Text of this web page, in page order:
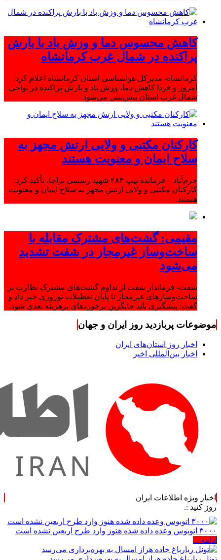
کاهش محسوس دما و وزش باد با بارش
پراکنده در شمال غرب کرمانشاه
کرمانشاه- مدیرکل هواشناسی استان کرمانشاه اعلام کرد:
امروز و فردا کاهش دما، وزش باد و بارش پراکنده در نواحی
شمال غرب استان پیش‌بینی می‌شود.
کارکنان مکتبی و ولایی ارتش مجهز به
سلاح ایمان و معنویت هستند
خرم‌آباد – فرمانده تیپ ۲۸۴ شهید رستمی نزاجا، تأکید کرد:
کارکنان مکتبی و ولایی ارتش مجهز به سلاح ایمان و معنویت
هستند.
مقیمی: گشت‌های مشترک مقابله با
ساخت‌وساز غیرمجاز در شفت تشدید
می‌شود
شفت- فرماندار شفت از تداوم گشت‌های مشترک نظارت بر
ساخت‌وسازهای غیرمجاز تا پایان تعطیلات نوروزی خبر داد و
گفت: پیشگیری باید جایگزین برخوردهای پرهزینه بعدی شود.
موضوعات پربازدید روز ایران و جهان
اخبار روز استان‌های ایران
اخبار بین‌المللی اخیر
اخبار ویژه اطلاعات ایران
:.
۳۰۰۰ اتوبوس وعده داده شده هنوز وارد طرح اربعین نشده است
ادامه ...